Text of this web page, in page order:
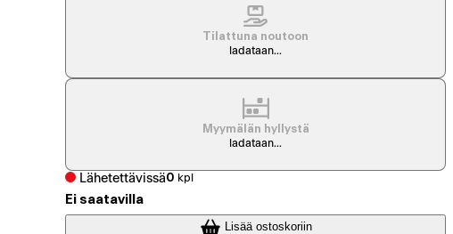
Tilattuna noutoon
ladataan...
Myymälän hyllystä
ladataan...
Lähetettävissä0 kpl
Ei saatavilla
Lisää ostoskoriin